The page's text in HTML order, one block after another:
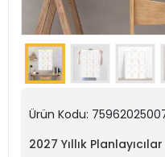
Ürün Kodu:
2027 Yıllık Planlayıcılar